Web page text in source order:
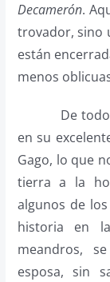
Decamerón.
trovador, sino
están
menos
De todo
en su
Gago, lo que
tierra a la
algunos de
historia en
meandros,
esposa, sin